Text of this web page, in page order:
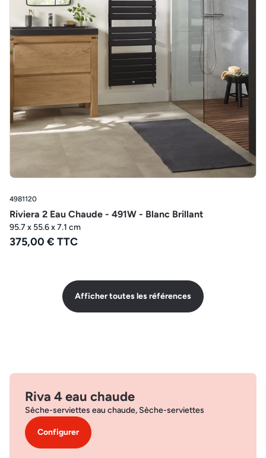
4981120
Riviera 2 Eau Chaude - 491W - Blanc Brillant
95.7 x 55.6 x 7.1 cm
375,00 € TTC
Afficher toutes les références
Riva 4 eau chaude
Sèche-serviettes eau chaude, Sèche-serviettes
Configurer